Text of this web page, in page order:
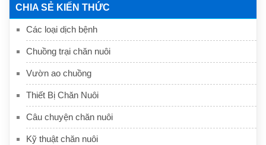
CHIA SẺ KIẾN THỨC
Các loại dịch bệnh
Chuồng trại chăn nuôi
Vườn ao chuồng
Thiết Bị Chăn Nuôi
Câu chuyện chăn nuôi
Kỹ thuật chăn nuôi